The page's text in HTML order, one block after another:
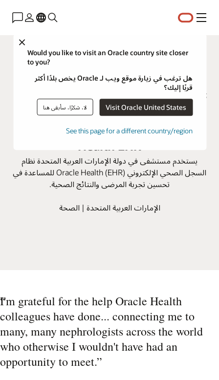
القائمة
Close
Would you like to visit an Oracle country site closer
to you?
هل ترغب في زيارة موقع ويب لـ Oracle يخص بلدًا أكثر
قربًا إليك؟
Visit Oracle United States لا، شكرًا، سأبقى هنا
See this page for a different country/region
مدينة الشيخ شخبوط الطبية تحسن
يستخدم مستشفى في دولة الإمارات العربية المتحدة نظام
السجل الصحي الإلكتروني Oracle Health (EHR) للمساعدة في
تحسين تجربة المرضى والنتائج الصحية.
الإمارات العربية المتحدة | الصحة
“
I'm grateful for the help Oracle Health
colleagues have done... connecting me to
many, many nephrologists across the world
who otherwise I wouldn't have had an
opportunity to meet.”